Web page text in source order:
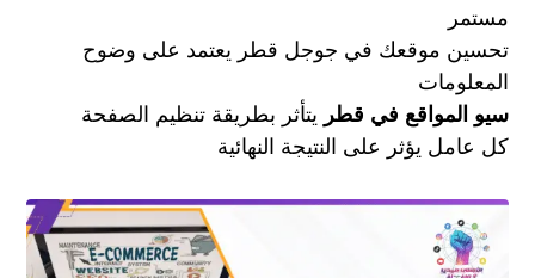
مستمر
تحسين موقعك في جوجل قطر يعتمد على وضوح
المعلومات
سيو المواقع في قطر يتأثر بطريقة تنظيم الصفحة
كل عامل يؤثر على النتيجة النهائية